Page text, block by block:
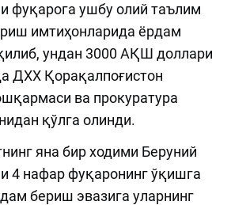
фуқарога ушбу олий таълим
имтиҳонларида ёрдам
ундан 3000 АҚШ доллари
ДХХ Қорақалпоғистон
ва прокуратура
қўлга олинди.
яна бир ходими Беруний
4 нафар фуқаронинг ўқишга
бериш эвазига уларнинг